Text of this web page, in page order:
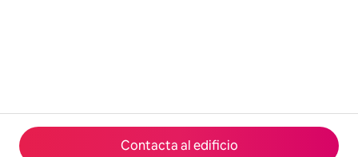
Contacta al edificio